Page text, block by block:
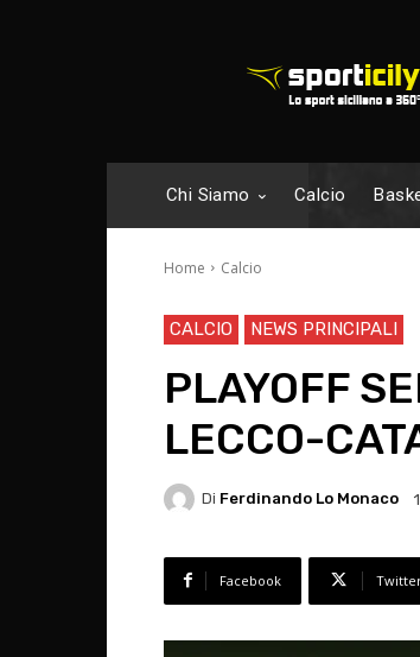
Chi Siamo Calcio
Home Calcio
CALCIO NEWS PRINCIPALI
PLAYOFF
LECCO-
Di Ferdinando Lo Monaco
Facebook